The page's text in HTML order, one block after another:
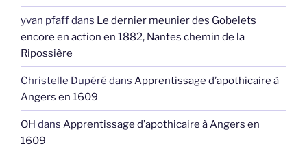
yvan pfaffdans Le dernier meunier des Gobelets
encore en action en 1882, Nantes chemin de la
Ripossière
Christelle Dupéré dans Apprentissage d’apothicaire à
Angers en 1609
OH dans Apprentissage d’apothicaire à Angers en
1609